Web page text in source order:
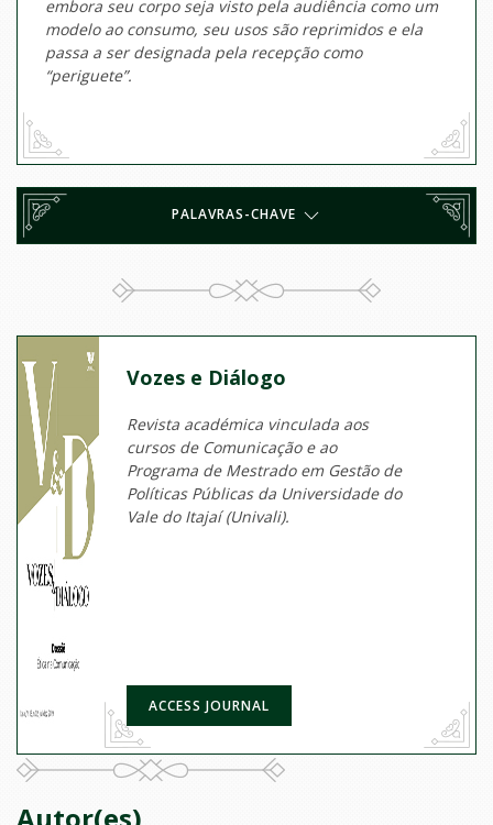
embora seu corpo seja visto pela audiência como um
modelo ao consumo, seu usos são reprimidos e ela
passa a ser designada pela recepção como
“periguete”.
PALAVRAS-CHAVE
Vozes e Diálogo
Revista académica vinculada aos
cursos de Comunicação e ao
Programa de Mestrado em Gestão de
Políticas Públicas da Universidade do
Vale do Itajaí (Univali).
ACCESS JOURNAL